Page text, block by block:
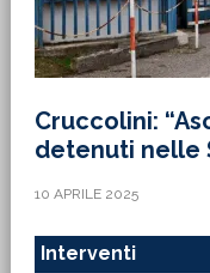
Cruccolini:
detenuti nelle
10 APRILE 2025
Interventi